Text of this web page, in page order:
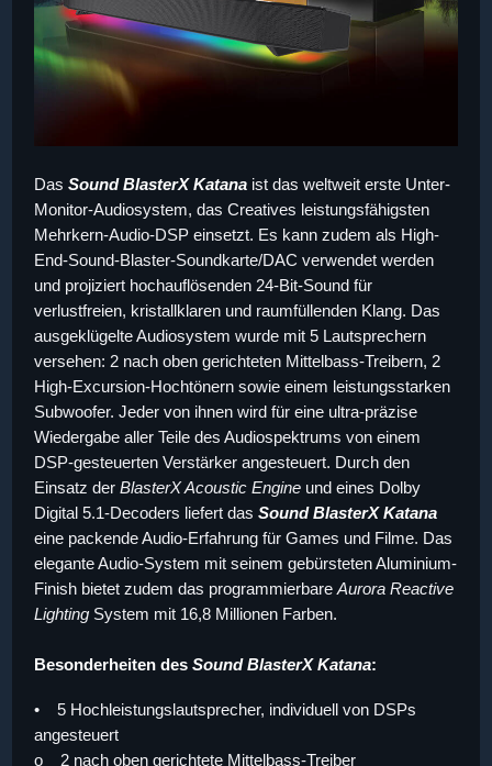
Das Sound BlasterX Katana ist das weltweit erste Unter-
Monitor-Audiosystem, das Creatives leistungsfähigsten
Mehrkern-Audio-DSP einsetzt. Es kann zudem als High-
End-Sound-Blaster-Soundkarte/DAC verwendet werden
und projiziert hochauflösenden 24-Bit-Sound für
verlustfreien, kristallklaren und raumfüllenden Klang. Das
ausgeklügelte Audiosystem wurde mit 5 Lautsprechern
versehen: 2 nach oben gerichteten Mittelbass-Treibern, 2
High-Excursion-Hochtönern sowie einem leistungsstarken
Subwoofer. Jeder von ihnen wird für eine ultra-präzise
Wiedergabe aller Teile des Audiospektrums von einem
DSP-gesteuerten Verstärker angesteuert. Durch den
Einsatz der BlasterX Acoustic Engine und eines Dolby
Digital 5.1-Decoders liefert das Sound BlasterX Katana
eine packende Audio-Erfahrung für Games und Filme. Das
elegante Audio-System mit seinem gebürsteten Aluminium-
Finish bietet zudem das programmierbare Aurora Reactive
Lighting System mit 16,8 Millionen Farben.
Besonderheiten des Sound BlasterX Katana:
• 5 Hochleistungslautsprecher, individuell von DSPs
angesteuert
o 2 nach oben gerichtete Mittelbass-Treiber